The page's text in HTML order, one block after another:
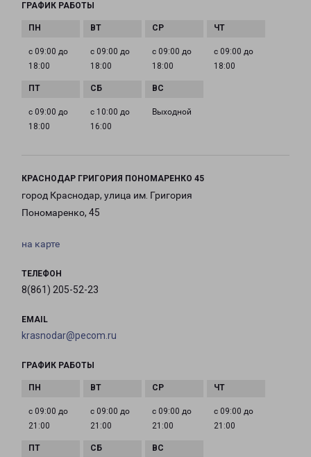
ГРАФИК РАБОТЫ
с 09:00 до
18:00
с 09:00 до
18:00
с 09:00 до
18:00
с 09:00 до
18:00
с 09:00 до
18:00
с 10:00 до
16:00
Выходной
КРАСНОДАР ГРИГОРИЯ ПОНОМАРЕНКО 45
город Краснодар, улица им. Григория
Пономаренко, 45
на карте
ТЕЛЕФОН
8(861) 205-52-23
EMAIL
krasnodar@pecom.ru
ГРАФИК РАБОТЫ
с 09:00 до
21:00
с 09:00 до
21:00
с 09:00 до
21:00
с 09:00 до
21:00